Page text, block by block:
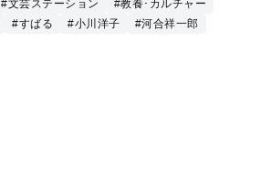
#文芸ステーション
#教養･カルチャー
#すばる #小川洋子 #河合祥一郎